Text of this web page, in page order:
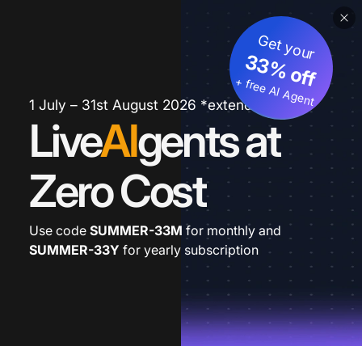
1 July – 31st August 2026 *extended
LiveAIgents at
Zero Cost
Get your
33% off
+ free AI Agent
Use code SUMMER-33M for monthly and
SUMMER-33Y for yearly subscription